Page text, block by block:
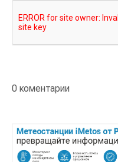
0 коментарии